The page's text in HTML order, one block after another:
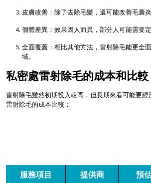
皮膚改善：除了去除毛髮，還可能改善毛囊炎
個體差異：效果因人而異，部分人可能需要定
全面覆蓋：相比其他方法，雷射除毛能更全
域。
私密處雷射除毛的成本和比較
雷射除毛雖然初期投入較高，但長期來看可能更經
雷射除毛的成本比較：
服務項目 提供商 預